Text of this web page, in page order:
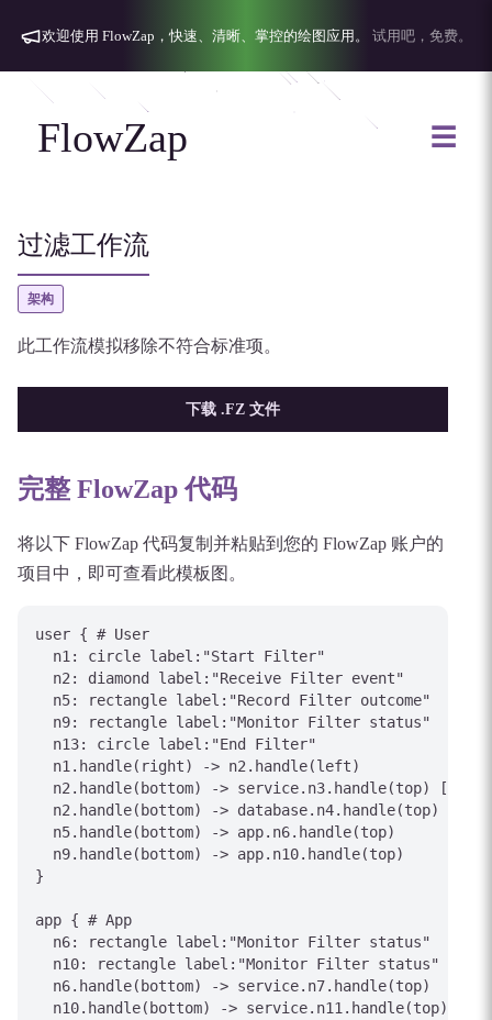
欢迎使用 FlowZap，快速、清晰、掌控的绘图应用。 试用吧，免费。
FlowZap ☰
过滤工作流
架构
此工作流模拟移除不符合标准项。
下载 .FZ 文件
完整 FlowZap 代码
将以下 FlowZap 代码复制并粘贴到您的 FlowZap 账户的
项目中，即可查看此模板图。
user { # User
  n1: circle label:"Start Filter"
  n2: diamond label:"Receive Filter event"
  n5: rectangle label:"Record Filter outcome"
  n9: rectangle label:"Monitor Filter status"
  n13: circle label:"End Filter"
  n1.handle(right) -> n2.handle(left)
n2.handle(bottom) -> service.n3.handle(top)
n2.handle(bottom) -> database.n4.handle(top)
  n5.handle(bottom) -> app.n6.handle(top)
  n9.handle(bottom) -> app.n10.handle(top)
}
app { # App
  n6: rectangle label:"Monitor Filter status"
  n10: rectangle label:"Monitor Filter status"
  n6.handle(bottom) -> service.n7.handle(top)
  n10.handle(bottom) -> service.n11.handle(top)